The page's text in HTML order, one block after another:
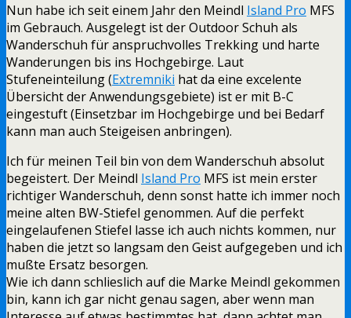
Nun habe ich seit einem Jahr den Meindl Island Pro MFS
im Gebrauch. Ausgelegt ist der Outdoor Schuh als
Wanderschuh für anspruchvolles Trekking und harte
Wanderungen bis ins Hochgebirge. Laut
Stufeneinteilung (Extremniki hat da eine excelente
Übersicht der Anwendungsgebiete) ist er mit B-C
eingestuft (Einsetzbar im Hochgebirge und bei Bedarf
kann man auch Steigeisen anbringen).
Ich für meinen Teil bin von dem Wanderschuh absolut
begeistert. Der Meindl Island Pro MFS ist mein erster
richtiger Wanderschuh, denn sonst hatte ich immer noch
meine alten BW-Stiefel genommen. Auf die perfekt
eingelaufenen Stiefel lasse ich auch nichts kommen, nur
haben die jetzt so langsam den Geist aufgegeben und ich
mußte Ersatz besorgen.
Wie ich dann schlieslich auf die Marke Meindl gekommen
bin, kann ich gar nicht genau sagen, aber wenn man